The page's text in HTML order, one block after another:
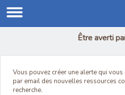
Être averti
Vous pouvez créer une alerte qui
par email des nouvelles ressources
recherche.